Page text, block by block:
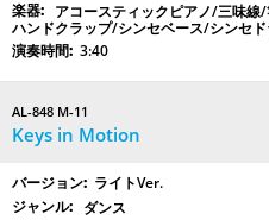
アコースティックピアノ/三味
ハンドクラップ/シンセベース/シンセ
3:40
AL-848 M-11
Keys in Motion
ライトVer.
ダンス